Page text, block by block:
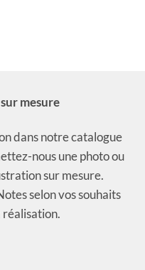
mesure
dans notre catalogue
nous une photo ou
sur mesure.
selon vos souhaits
réalisation.